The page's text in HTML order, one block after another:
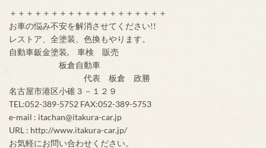
＋＋＋＋＋＋＋＋＋＋＋＋＋＋＋＋＋＋＋
お車の悩み不安を解消させてください!!
レストア、全塗装、色換もやります。
自動車鈑金塗装, 車検 販売
板倉自動車
代表 板倉 政勝
名古屋市港区小碓３－１２９
TEL:052-389-5752 FAX:052-389-5753
e-mail : itachan@itakura-car.jp
URL : http://www.itakura-car.jp/
お気軽にお問い合わせください。